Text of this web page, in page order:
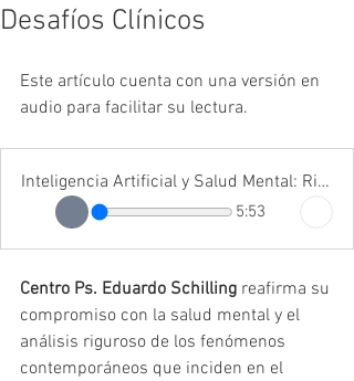
Desafíos Clínicos
Este artículo cuenta con una versión en
audio para facilitar su lectura.
Inteligencia Artificial y Salud Mental: Riesgos Emergentes, Delirios Tecnológicos y Nuevos
5:53
Centro Ps. Eduardo Schilling reafirma su
compromiso con la salud mental y el
análisis riguroso de los fenómenos
contemporáneos que inciden en el